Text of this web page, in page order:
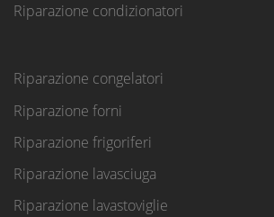
Riparazione condizionatori
Riparazione congelatori
Riparazione forni
Riparazione frigoriferi
Riparazione lavasciuga
Riparazione lavastoviglie